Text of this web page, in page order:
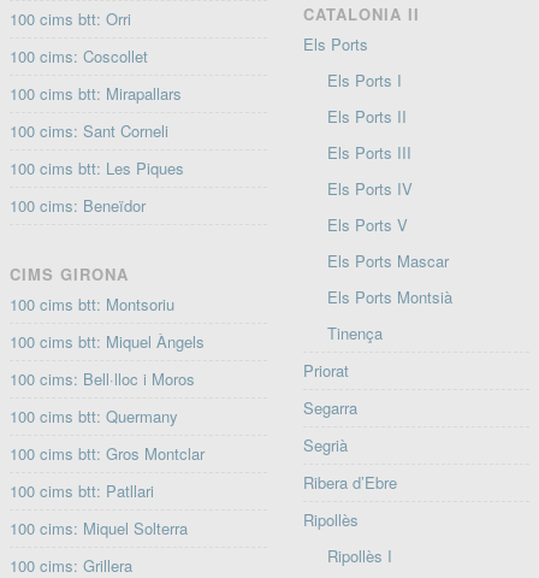
100 cims btt: Orri
100 cims: Coscollet
100 cims btt: Mirapallars
100 cims: Sant Corneli
100 cims btt: Les Piques
100 cims: Beneïdor
CIMS GIRONA
100 cims btt: Montsoriu
100 cims btt: Miquel Àngels
100 cims: Bell·lloc i Moros
100 cims btt: Quermany
100 cims btt: Gros Montclar
100 cims btt: Patllari
100 cims: Miquel Solterra
100 cims: Grillera
CATALONIA II
Els Ports
Els Ports I
Els Ports II
Els Ports III
Els Ports IV
Els Ports V
Els Ports Mascar
Els Ports Montsià
Tinença
Priorat
Segarra
Segrià
Ribera d’Ebre
Ripollès
Ripollès I